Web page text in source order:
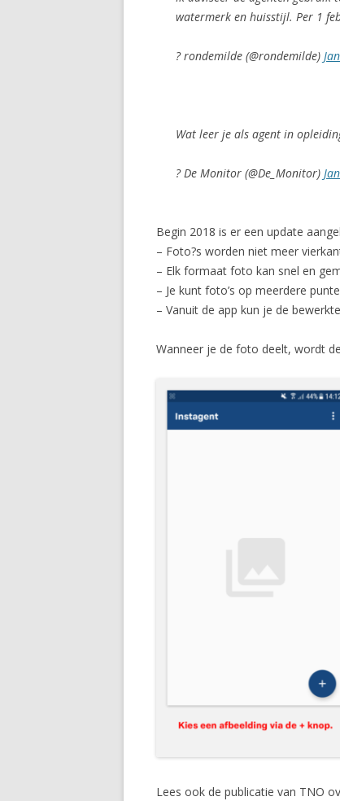
watermerk en huisstijl. Per 1
? rondemilde (@rondemilde)
Wat leer je als agent in
? De Monitor (@De_Monitor)
Begin 2018 is er een update
– Foto?s worden niet meer
– Elk formaat foto kan snel en
– Je kunt foto’s op meerdere
– Vanuit de app kun je de
Wanneer je de foto deelt, wordt
Lees ook de publicatie van TNO